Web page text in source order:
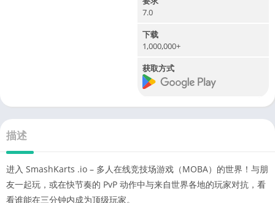
7.0
下载
1,000,000+
获取方式
描述
进入 SmashKarts .io – 多人在线竞技场游戏（MOBA）的世界！与朋
友一起玩，或在快节奏的 PvP 动作中与来自世界各地的玩家对抗，看
看谁能在三分钟内成为顶级玩家。